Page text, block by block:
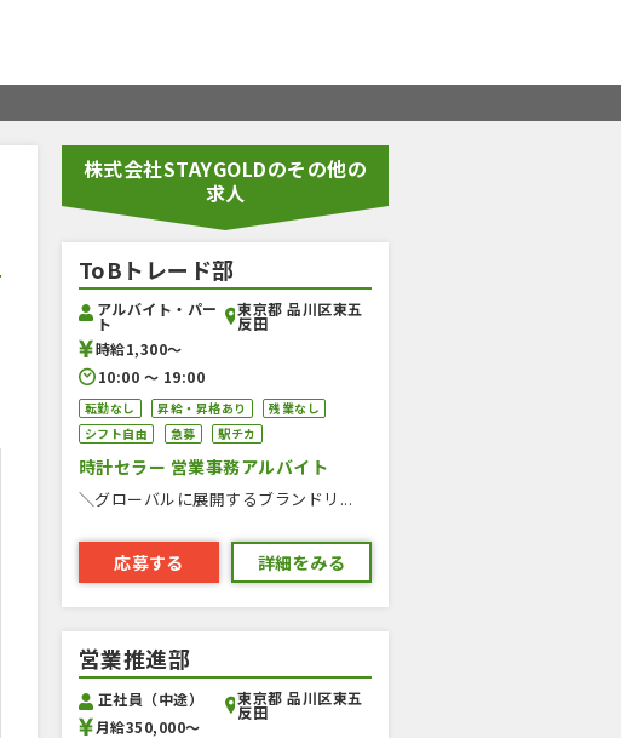
株式会社STAYGOLDのその他の
求人
ToBトレード部
アルバイト・パー
ト
時給1,300〜
10:00 〜 19:00
東京都 品川区東五
反田
転勤なし 昇給・昇格あり
残業なし
シフト自由
急募 駅チカ
時計セラー 営業事務アルバイト
＼グローバルに展開するブランドリ...
応募する 詳細をみる
営業推進部
正社員（中途）
月給350,000〜
東京都 品川区東五
反田